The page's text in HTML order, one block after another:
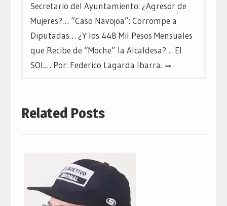
Secretario del Ayuntamiento: ¿Agresor de
Mujeres?… “Caso Navojoa”: Corrompe a
Diputadas… ¿Y los 448 Mil Pesos Mensuales
que Recibe de “Moche” la Alcaldesa?… El
SOL… Por: Federico Lagarda Ibarra.
Related Posts